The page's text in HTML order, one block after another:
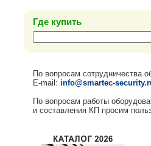
Где купить
По вопросам сотрудничества
E-mail: info@smartec-
По вопросам работы
и составления КП просим